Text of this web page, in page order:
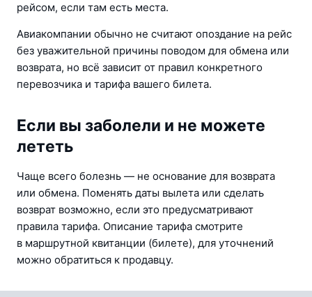
рейсом, если там есть места.
Авиакомпании обычно не считают опоздание на рейс
без уважительной причины поводом для обмена или
возврата, но всё зависит от правил конкретного
перевозчика и тарифа вашего билета.
Если вы заболели и не можете
лететь
Чаще всего болезнь — не основание для возврата
или обмена. Поменять даты вылета или сделать
возврат возможно, если это предусматривают
правила тарифа. Описание тарифа смотрите
в маршрутной квитанции (билете), для уточнений
можно обратиться к продавцу.